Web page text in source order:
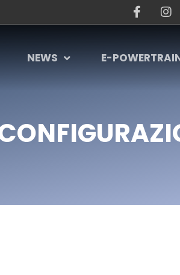
NEWS E-